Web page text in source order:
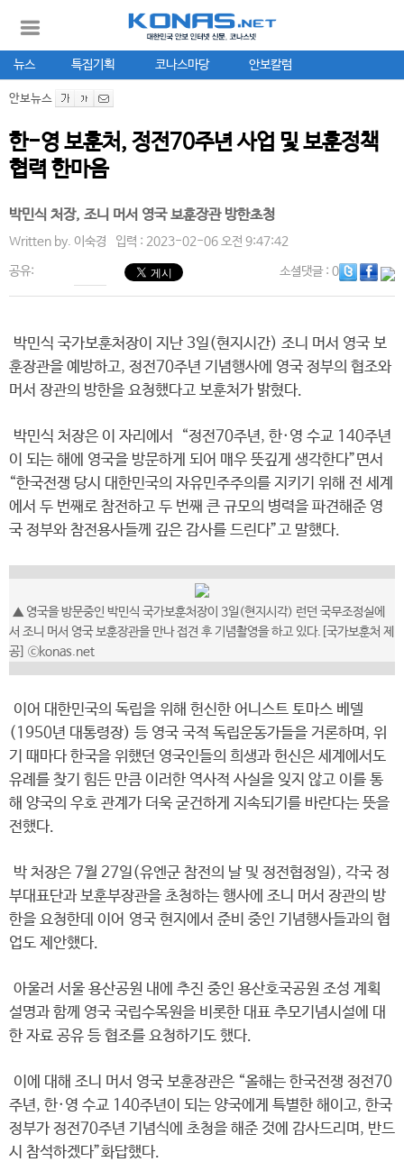
뉴스 특집기획 코나스마당 안보칼럼
안보뉴스
한-영 보훈처, 정전70주년 사업 및 보훈정책
협력 한마음
박민식 처장, 조니 머서 영국 보훈장관 방한초청
Written by. 이숙경 입력 : 2023-02-06 오전 9:47:42
공유: 소셜댓글: 0
박민식 국가보훈처장이 지난 3일(현지시간) 조니 머서 영국 보
훈장관을 예방하고, 정전70주년 기념행사에 영국 정부의 협조와
머서 장관의 방한을 요청했다고 보훈처가 밝혔다.
박민식 처장은 이 자리에서 “정전70주년, 한·영 수교 140주년
이 되는 해에 영국을 방문하게 되어 매우 뜻깊게 생각한다”면서
“한국전쟁 당시 대한민국의 자유민주주의를 지키기 위해 전 세계
에서 두 번째로 참전하고 두 번째 큰 규모의 병력을 파견해준 영
국 정부와 참전용사들께 깊은 감사를 드린다”고 말했다.
▲ 영국을 방문중인 박민식 국가보훈처장이 3일(현지시각) 런던 국무조정실에
서 조니 머서 영국 보훈장관을 만나 접견 후 기념촬영을 하고 있다.[국가보훈처 제
공] ⓒkonas.net
이어 대한민국의 독립을 위해 헌신한 어니스트 토마스 베델
(1950년 대통령장) 등 영국 국적 독립운동가들을 거론하며, 위
기 때마다 한국을 위했던 영국인들의 희생과 헌신은 세계에서도
유례를 찾기 힘든 만큼 이러한 역사적 사실을 잊지 않고 이를 통
해 양국의 우호 관계가 더욱 굳건하게 지속되기를 바란다는 뜻을
전했다.
박 처장은 7월 27일(유엔군 참전의 날 및 정전협정일), 각국 정
부대표단과 보훈부장관을 초청하는 행사에 조니 머서 장관의 방
한을 요청한데 이어 영국 현지에서 준비 중인 기념행사들과의 협
업도 제안했다.
아울러 서울 용산공원 내에 추진 중인 용산호국공원 조성 계획
설명과 함께 영국 국립수목원을 비롯한 대표 추모기념시설에 대
한 자료 공유 등 협조를 요청하기도 했다.
이에 대해 조니 머서 영국 보훈장관은 “올해는 한국전쟁 정전70
주년, 한·영 수교 140주년이 되는 양국에게 특별한 해이고, 한국
정부가 정전70주년 기념식에 초청을 해준 것에 감사드리며, 반드
시 참석하겠다”화답했다.